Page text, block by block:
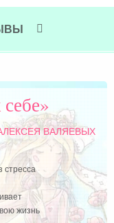
ВАЛЯЕВЫХ
стресса
жизнь